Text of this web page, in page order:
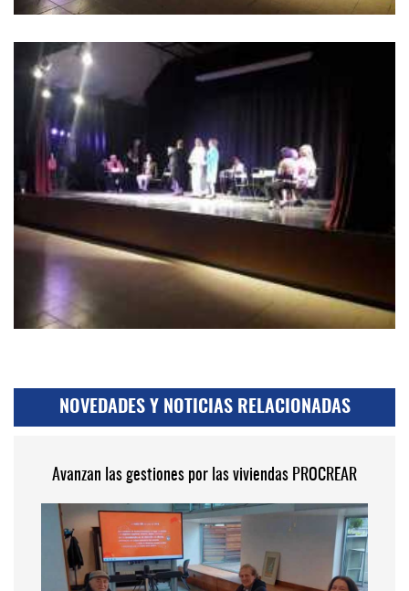
NOVEDADES Y NOTICIAS RELACIONADAS
Avanzan las gestiones por las viviendas PROCREAR